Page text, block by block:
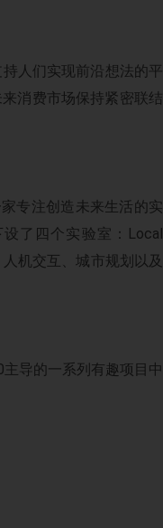
人们实现前沿想法的平
消费市场保持紧密联结
专注创造未来生活的实
了四个实验室：Local
机交互、城市规划以及
导的一系列有趣项目中